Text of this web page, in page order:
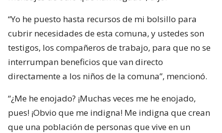
“Yo he puesto hasta recursos de mi bolsillo para
cubrir necesidades de esta comuna, y ustedes son
testigos, los compañeros de trabajo, para que no se
interrumpan beneficios que van directo
directamente a los niños de la comuna”, mencionó.
“¿Me he enojado? ¡Muchas veces me he enojado,
pues! ¡Obvio que me indigna! Me indigna que crean
que una población de personas que vive en un